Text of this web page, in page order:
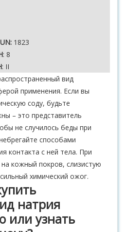
1823
: 8
: II
вид
применения. Если вы
соду, будьте
– это представитель
не случилось беды при
способами
контакта с ней тела. При
кожный покров, слизистую
химический ожог.
натрия
или узнать